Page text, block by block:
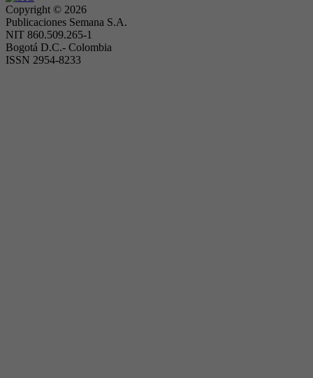
Copyright © 2026
Publicaciones Semana S.A.
NIT 860.509.265-1
Bogotá D.C.- Colombia
ISSN 2954-8233